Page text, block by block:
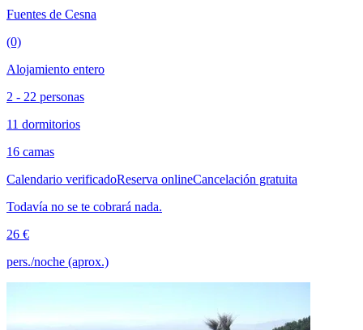
Fuentes de Cesna
(0)
Alojamiento entero
2 - 22 personas
11 dormitorios
16 camas
Calendario verificadoReserva onlineCancelación gratuita
Todavía no se te cobrará nada.
26 €
pers./noche (aprox.)